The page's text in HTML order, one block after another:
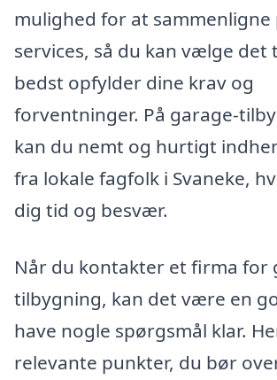
mulighed for at sammenligne
services, så du kan vælge det
bedst opfylder dine krav og
forventninger. På garage-
kan du nemt og hurtigt
fra lokale fagfolk i Svaneke,
dig tid og besvær.
Når du kontakter et firma for
tilbygning, kan det være en
have nogle spørgsmål klar.
relevante punkter, du bør